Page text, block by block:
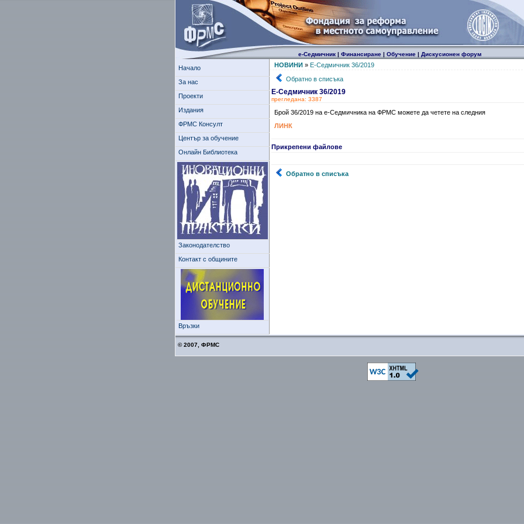
е-Седмичник| Финансиране| Обучение| Дискусионен форум
Начало
За нас
Проекти
Издания
ФРМС Консулт
Център за обучение
Онлайн Библиотека
Законодателство
Контакт с общините
Връзки
НОВИНИ» Е-Седмичник 36/2019
Обратно в списъка
Е-Седмичник 36/2019
прегледана: 3387
Брой 36/2019 на е-Седмичника на ФРМС можете да четете на следния
ЛИНК
Прикрепени файлове
Обратно в списъка
© 2007, ФРМС